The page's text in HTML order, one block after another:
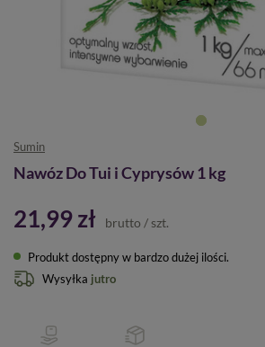
Sumin
Nawóz Do Tui i Cyprysów 1 kg
21,99 zł brutto / szt.
Produkt dostępny w bardzo dużej ilości
Wysyłka jutro